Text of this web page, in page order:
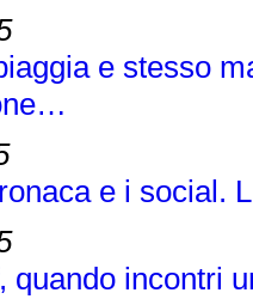
e stesso
e i social.
quando incontri